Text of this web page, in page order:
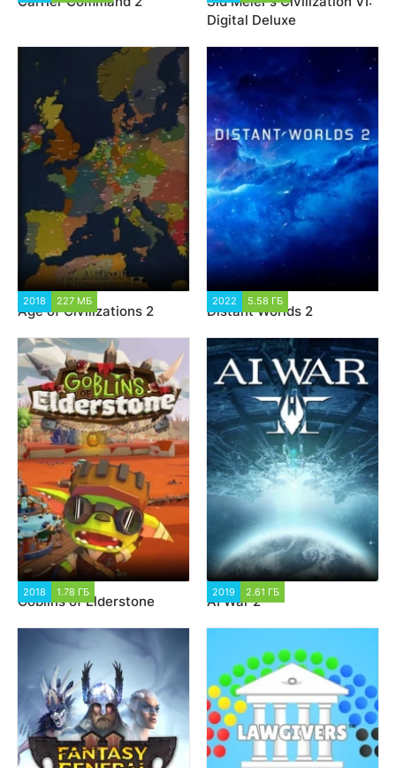
Digital Deluxe
2018 227 МБ
Age of Civilizations 2
2022 5.58 ГБ
Distant Worlds 2
2018 1.78 ГБ
Goblins of Elderstone
2019 2.61 ГБ
AI War 2